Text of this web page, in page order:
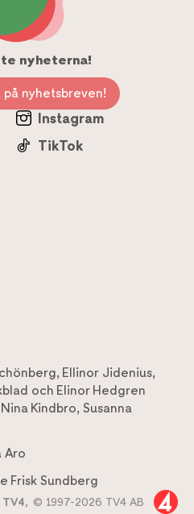
nyheterna!
nyhetsbreven!
Instagram
TikTok
, Ellinor Jidenius,
och Elinor Hedgren
Nina Kindbro, Susanna
Aro
Frisk Sundberg
TV4, © 1997-2026 TV4 AB